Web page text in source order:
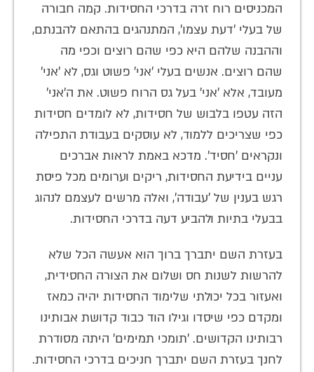
המכניסים רוח זרה בדרכי החסידות. קמה חבורה
של בעלי 'דעת עצמו', המתנהגים בהתאם להבנתם,
וההבנה שלהם היא כפי שהם רוצים וכפי מה
שהם רוצים. אנשים בעלי 'אני' פשוט וגס, לא 'אני'
מעובד, אלא 'אני' בעל גס הרוח פשוט. את ה'אני'
הזה עטפו בלבוש של חסידות, לא לומדים חסידות
כפי שצריכים ללמוד, לא עוסקים בעבודת התפילה
ונקראים 'חסיד'. מדכא באמת לראות אברכים
עניים בידיעת החסידות, ריקים וערומים מכל פיסת
רגש בענין של 'עבודה', ואלה מרשים לעצמם לנהוג
בבעלי בתיות ולהביע דעה בדרכי החסידות.
בעזרת השם יתברך ברוך הוא אעשה הכל שלא
להרשות לשנות חס ושלום את הצורה החסידית,
ואעזור בכל יכולתי שלימוד החסידות יהיה כמאז
ומקדם כפי שיסדו וגילו הוד כבוד קדושת אבותינו
רבותינו הקדושים. 'תומכי תמימים' היתה מסודרת
לחנך בעזרת השם יתברך חניכים בדרכי החסידות.